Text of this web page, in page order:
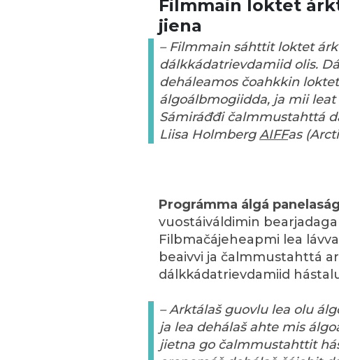
Filmmain loktet
jiena
– Filmmain sáhttit loktet
dálkkádatrievdamiid olis.
deháleamos čoahkkin
álgoálbmogiidda, ja mii
Sámiráđđi čalmmustahttá
Liisa HolmbergAIFFas
Prográmma álgá
vuostáiváldimin
Filbmačájeheapmi lea
beaivvi ja čalmmustahttá
dálkkádatrievdamiid
– Arktálaš guovlu lea olu
ja lea dehálaš ahte mis
jietna go čalmmustahttit